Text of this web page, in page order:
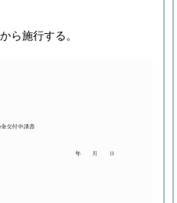
ら施行する。